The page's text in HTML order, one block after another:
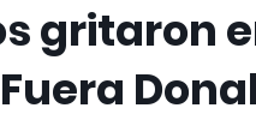
gritaron